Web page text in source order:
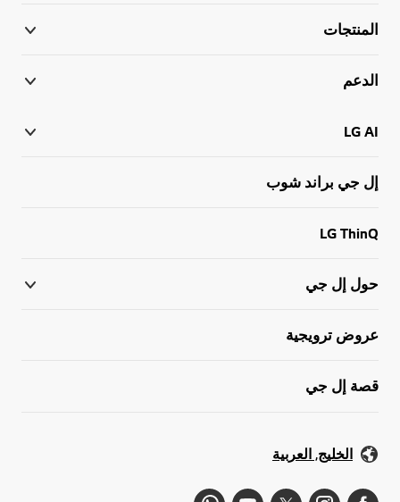
المنتجات
الدعم
LG AI
إل جي براند شوب
LG ThinQ
حول إل جي
عروض ترويجية
قصة إل جي
الخليج, العربية